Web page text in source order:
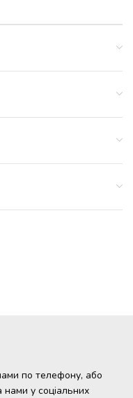
по телефону, або
у соціальних